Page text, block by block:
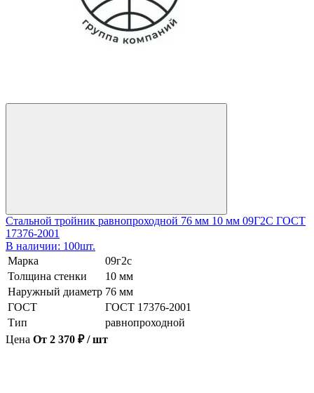
Стальной тройник равнопроходной 76 мм 10 мм 09Г2С ГОСТ
17376-2001
В наличии: 100шт.
Марка
09г2с
Толщина стенки
10 мм
Наружный диаметр 76 мм
ГОСТ
ГОСТ 17376-2001
Тип
равнопроходной
Цена От 2 370 ₽ / шт